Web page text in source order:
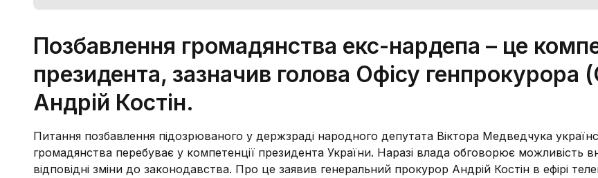
Позбавлення громадянства екс-нардепа – це
президента, зазначив голова Офісу генпрокурора
Андрій Костін.
Питання позбавлення підозрюваного у держзраді народного депутата Віктора Медведчука
громадянства перебуває у компетенції президента України. Наразі влада обговорює можливість
відповідні зміни до законодавства. Про це заявив генеральний прокурор Андрій Костін в ефірі